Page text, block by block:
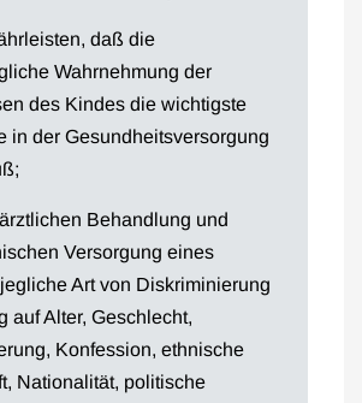
daß die
Wahrnehmung der
des Kindes die wichtigste
in der Gesundheitsversorgung
Behandlung und
Versorgung eines
Art von Diskriminierung
auf Alter, Geschlecht,
Konfession, ethnische
Nationalität, politische